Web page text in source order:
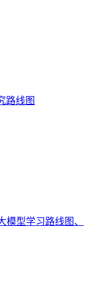
路线图
模型学习路线图、